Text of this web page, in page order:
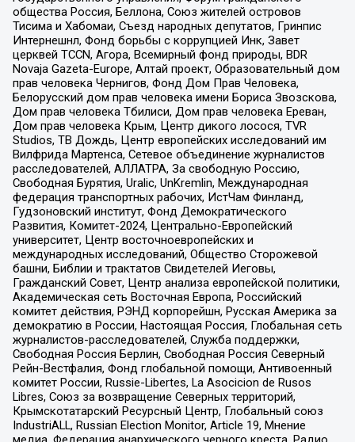
общества Россия, Беллона, Союз жителей островов
Тисима и Хабомаи, Съезд народных депутатов, Гринпис
Интернешнл, Фонд борьбы с коррупцией Инк, Завет
церквей TCCN, Агора, Всемирный фонд природы, BDR
Novaja Gazeta-Europe, Алтай проект, Образовательный дом
прав человека Чернигов, Фонд Дом Прав Человека,
Белорусский дом прав человека имени Бориса Звозскова,
Дом прав человека Тбилиси, Дом прав человека Ереван,
Дом прав человека Крым, Центр дикого лосося, TVR
Studios, ТВ Дождь, Центр европейских исследований им
Вилфрида Мартенса, Сетевое объединение журналистов
расследователей, АЛЛАТРА, За свободную Россию,
Свободная Бурятия, Uralic, UnKremlin, Международная
федерация транспортных рабочих, ИстЧам Финланд,
Гудзоновский институт, Фонд Демократического
Развития, Комитет-2024, Центрально-Европейский
университет, Центр восточноевропейских и
международных исследований, Общество Сторожевой
башни, Библии и трактатов Свидетелей Иеговы,
Гражданский Совет, Центр анализа европейской политики,
Академическая сеть Восточная Европа, Российский
комитет действия, РЭНД корпорейшн, Русская Америка за
демократию в России, Настоящая Россия, Глобальная сеть
журналистов-расследователей, Служба поддержки,
Свободная Россия Берлин, Свободная Россия Северный
Рейн-Вестфалия, Фонд глобальной помощи, Антивоенный
комитет России, Russie-Libertes, La Asocicion de Rusos
Libres, Союз за возвращение Северных территорий,
Крымскотатарский Ресурсный Центр, Глобальный союз
IndustriALL, Russian Election Monitor, Article 19, Мнение